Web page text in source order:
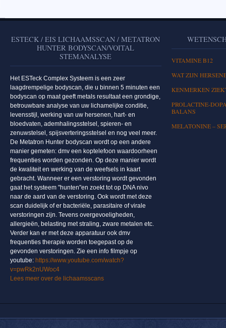
ESTECK / EIS LICHAAMSSCAN / METATRON
HUNTER BODYSCAN/VOITAL
STEMANALYSE
Het ESTeck Complex Systeem is een zeer
laagdrempelige bodyscan, die u binnen 5 minuten een
bodyscan op maat geeft metals resultaat een grondige,
betrouwbare analyse van uw lichamelijke conditie,
levensstijl, werking van uw hersenen, hart- en
bloedvaten, ademhalingsstelsel, spieren- en
zenuwstelsel, spijsverteringsstelsel en nog veel meer.
De Metatron Hunter bodyscan wordt op een andere
manier gemeten: dmv een koptelefoon waardoorheen
frequenties worden gezonden. Op deze manier wordt
de kwaliteit en werking van de weefsels in kaart
gebracht. Wanneer er een verstoring wordt gevonden
gaat het systeem "hunten"en zoekt tot op DNA nivo
naar de aard van de verstoring. Ook wordt met deze
scan duidelijk of er bacteriële, parasitaire of virale
verstoringen zijn. Tevens overgevoeligheden,
allergieën, belasting met straling, zware metalen etc.
Verder kan er met deze apparatuur ook dmv
frequenties therapie worden toegepast op de
gevonden verstoringen. Zie een info filmpje op
youtube: https://www.youtube.com/watch?
v=pwRk2nUWoc4
Lees meer over de lichaamsscans
VITAMINE B12
WAT ZIJN
KENMERKEN
PROLACTINE-
BALANS
MELATONINE –